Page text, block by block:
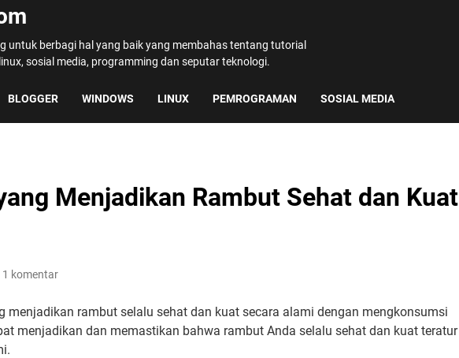
untuk berbagi hal yang baik yang membahas tentang tutorial
sosial media, programming dan seputar teknologi.
BLOGGER WINDOWS LINUX PEMROGRAMAN SOSIAL MEDIA
Menjadikan Rambut Sehat dan Kuat
1 komentar
menjadikan rambut selalu sehat dan kuat secara alami dengan mengkonsumsi
menjadikan dan memastikan bahwa rambut Anda selalu sehat dan kuat teratur